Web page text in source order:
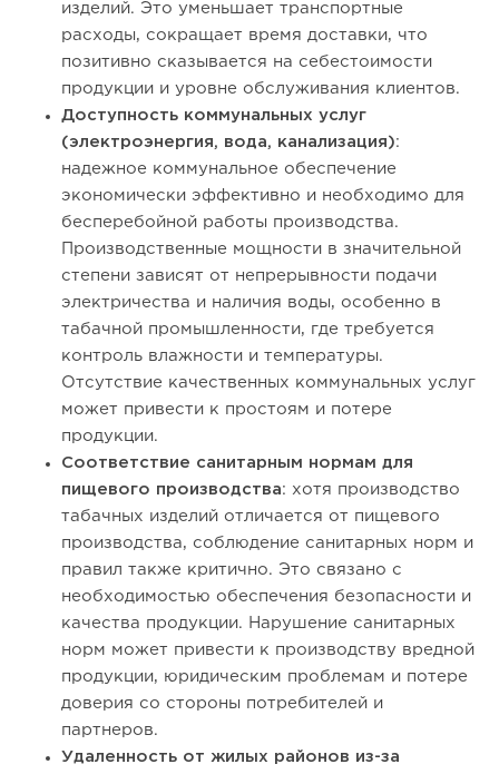
изделий. Это уменьшает транспортные
расходы, сокращает время доставки, что
позитивно сказывается на себестоимости
продукции и уровне обслуживания клиентов.
Доступность коммунальных услуг
(электроэнергия, вода, канализация):
надежное коммунальное обеспечение
экономически эффективно и необходимо для
бесперебойной работы производства.
Производственные мощности в значительной
степени зависят от непрерывности подачи
электричества и наличия воды, особенно в
табачной промышленности, где требуется
контроль влажности и температуры.
Отсутствие качественных коммунальных услуг
может привести к простоям и потере
продукции.
Соответствие санитарным нормам для
пищевого производства: хотя производство
табачных изделий отличается от пищевого
производства, соблюдение санитарных норм и
правил также критично. Это связано с
необходимостью обеспечения безопасности и
качества продукции. Нарушение санитарных
норм может привести к производству вредной
продукции, юридическим проблемам и потере
доверия со стороны потребителей и
партнеров.
Удаленность от жилых районов из-за